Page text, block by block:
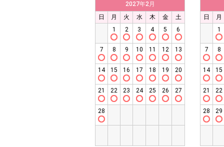
2027年2月
日
月 火 水 木 金
土
1
2 3 4 5 6
7 8 9 10 11 12 13
14 15 16 17 18 19 20
21 22 23 24 25 26 27
28
日
月
1
7 8
14 15
21 22
28 29